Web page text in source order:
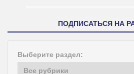
ПОДПИСАТЬСЯ НА
Выберите раздел: